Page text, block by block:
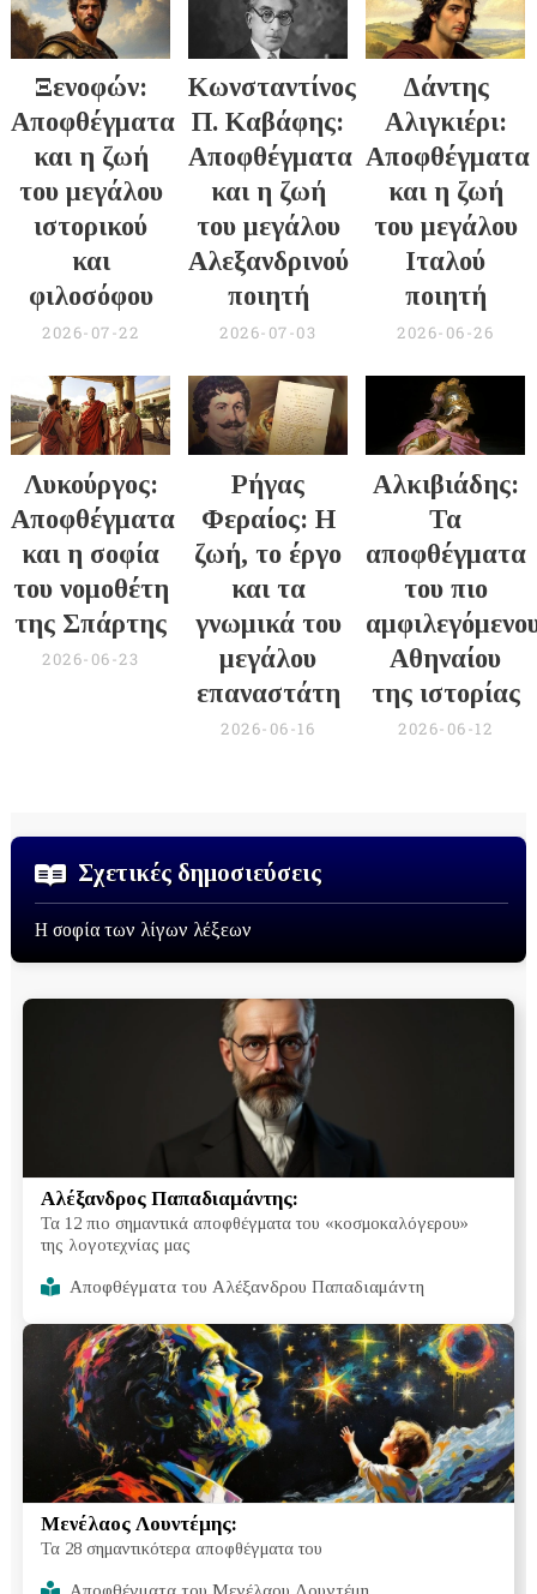
Ξενοφών:
Αποφθέγματα
και η ζωή
του μεγάλου
ιστορικού
και
φιλοσόφου
2026-07-22
Κωνσταντίνος
Π. Καβάφης:
Αποφθέγματα
και η ζωή
του μεγάλου
Αλεξανδρινού
ποιητή
2026-07-03
Δάντης
Αλιγκιέρι:
Αποφθέγματα
και η ζωή
του μεγάλου
Ιταλού
ποιητή
2026-06-26
Λυκούργος:
Αποφθέγματα
και η σοφία
του νομοθέτη
της Σπάρτης
2026-06-23
Ρήγας
Φεραίος: Η
ζωή, το έργο
και τα
γνωμικά του
μεγάλου
επαναστάτη
2026-06-16
Αλκιβιάδης:
Τα
αποφθέγματα
του πιο
Αθηναίου
της ιστορίας
2026-06-12
Σχετικές δημοσιεύσεις
Η σοφία των λίγων λέξεων
Αλέξανδρος Παπαδιαμάντης:
Τα 12 πιο σημαντικά αποφθέγματα του «κοσμοκαλόγερου»
της λογοτεχνίας μας
Αποφθέγματα του Αλέξανδρου Παπαδιαμάντη
Μενέλαος Λουντέμης:
Τα 28 σημαντικότερα αποφθέγματα του